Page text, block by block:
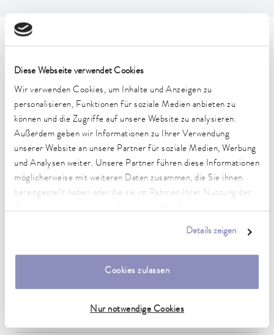
Diese Webseite verwendet Cookies
Wir verwenden Cookies, um Inhalte und Anzeigen zu
personalisieren, Funktionen für soziale Medien anbieten zu
können und die Zugriffe auf unsere Website zu analysieren.
Außerdem geben wir Informationen zu Ihrer Verwendung
unserer Website an unsere Partner für soziale Medien, Werbung
und Analysen weiter. Unsere Partner führen diese Informationen
möglicherweise mit weiteren Daten zusammen, die Sie ihnen
bereitgestellt haben oder die sie im Rahmen Ihrer Nutzung der
Details zeigen
Cookies zulassen
Nur notwendige Cookies
Technische Merkmale (nach
DIN 12876)
Arbeitstemperaturbereich
-25 ... 200 °C
Umgebungstemperaturbereich
5 ... 40 °C
Temperaturkonstanz
0.02 ± K
Leistungsaufnahme max.
Leistungsaufnahme